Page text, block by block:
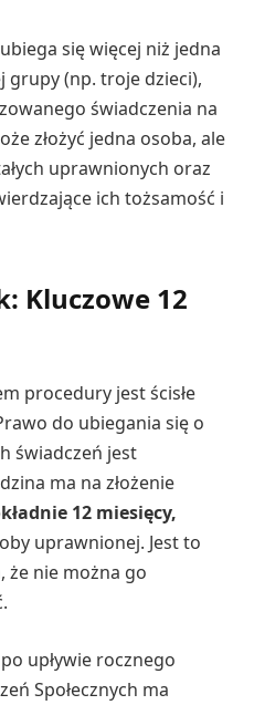
się więcej niż jedna
grupy (np. troje dzieci),
świadczenia na
złożyć jedna osoba, ale
uprawnionych oraz
ich tożsamość i
Kluczowe 12
procedury jest ścisłe
do ubiegania się o
świadczeń jest
ma na złożenie
12 miesięcy,
uprawnionej. Jest to
że nie można go
upływie rocznego
Społecznych ma